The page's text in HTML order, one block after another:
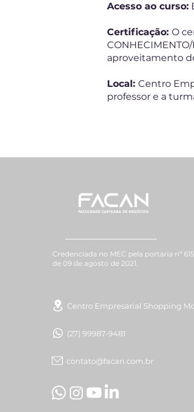
Acesso ao curso:
Certificação: O
aproveitamento
Local: Centro
professor e a
Credenciada no MEC pela portaria nº
de 09 de agosto de 2021.
Centro Empresarial Shopping
(27) 99987-9481
contato@facan.com.br